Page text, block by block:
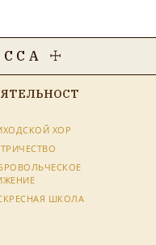
☩
ХОР
ШКОЛА